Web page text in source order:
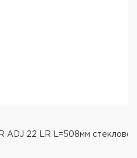
ADJ 22 LR L=508мм